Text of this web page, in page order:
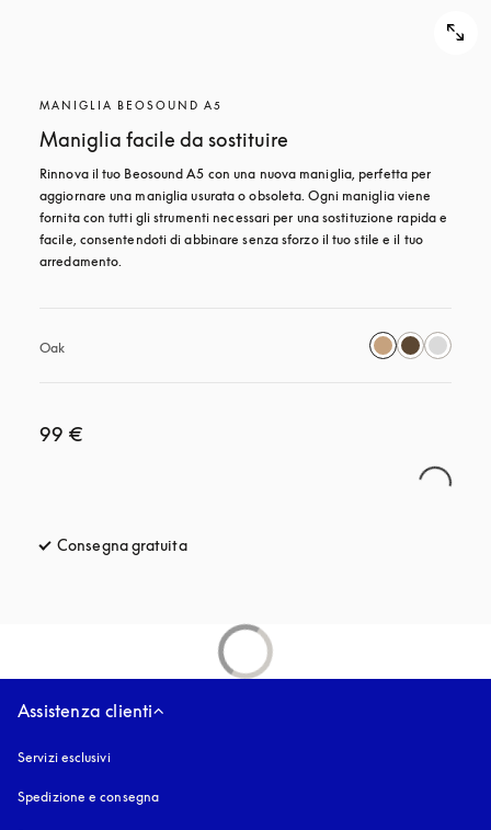
MANIGLIA BEOSOUND A5
Maniglia facile da sostituire
Rinnova il tuo Beosound A5 con una nuova maniglia, perfetta per
aggiornare una maniglia usurata o obsoleta. Ogni maniglia viene
fornita con tutti gli strumenti necessari per una sostituzione rapida e
facile, consentendoti di abbinare senza sforzo il tuo stile e il tuo
arredamento.
Oak
99 €
Consegna gratuitasi apre in una nuova finestra
Assistenza clienti
Servizi esclusivi
Spedizione e consegna